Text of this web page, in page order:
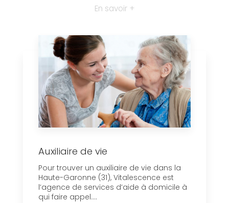
En savoir +
Auxiliaire de vie
Pour trouver un auxiliaire de vie dans la
Haute-Garonne (31), Vitalescence est
l’agence de services d’aide à domicile à
qui faire appel....